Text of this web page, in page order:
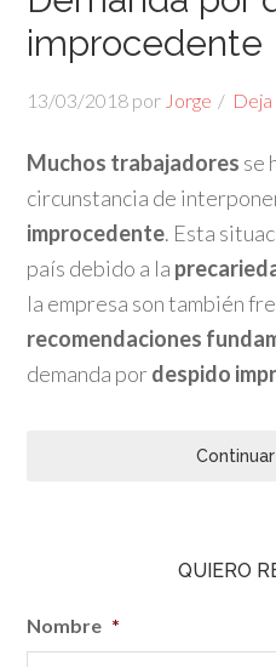
improcedente
13/03/2018 por Jorge
Muchos trabajadores se
circunstancia de
improcedente. Esta
país debido a la
la empresa son también
recomendaciones
demanda pordespido
QUIERO
Nombre *